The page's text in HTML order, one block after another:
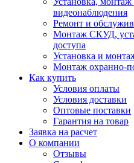
видеонаблюдения
Ремонт и
Монтаж СКУД,
доступа
Установка и
Монтаж охранно-
Как купить
Условия оплаты
Условия доставки
Оптовые поставки
Гарантия на товар
Заявка на расчет
О компании
Отзывы